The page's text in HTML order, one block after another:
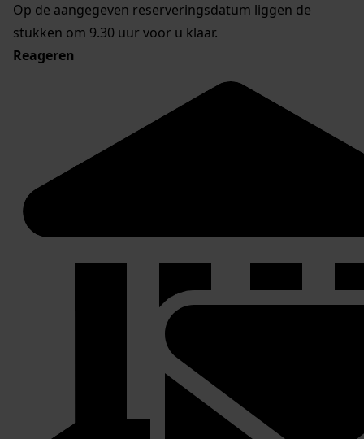
Op de aangegeven reserveringsdatum liggen de
stukken om 9.30 uur voor u klaar.
Reageren